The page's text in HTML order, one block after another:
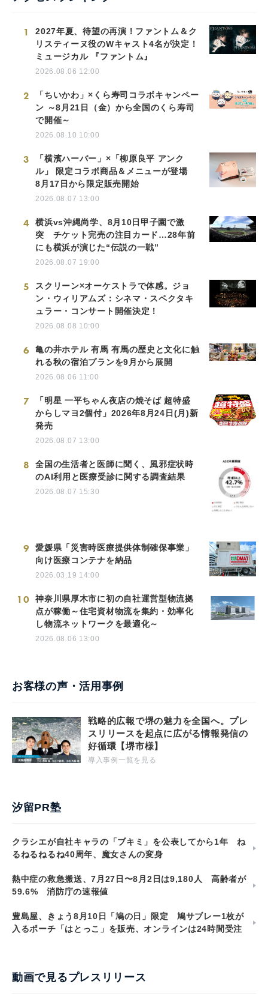
1
2027年夏、待望の再演！ファントム＆ク
リスティーヌ役のWキャスト4名が決定！
ミュージカル 『ファントム』
2026.08.06 12:00
2
「ちいかわ」×くら寿司コラボキャンペー
ン ～8月21日（金）から全国のくら寿司
で開催～
2026.08.10 10:00
3
「横濱ハーバー」×「柳原良平 アンク
ル」 限定コラボ商品＆メニューが登場
8月17日から限定販売開始
2026.08.07 13:00
4
横浜vs沖縄尚学、8月10日甲子園で激
突 チケット完売の注目カード…28年前
にも横浜が演じた“伝説の一戦”
2026.08.07 19:00
5
スクリーン×オーケストラで体感。ジョ
ン・ウィリアムズ：シネマ・スペクタキ
ュラー・コンサート開催決定！
2026.08.08 10:00
6
亀の井ホテル 有馬 有馬の歴史と文化に触
れる秋の宿泊プランを9月から展開
2026.08.06 11:00
7
「明星 一平ちゃん夜店の焼そば 超特盛
からしマヨ2個付」2026年8月24日(月)新
発売
2026.08.07 13:00
8
全国の生活者と医師に聞く、風邪症状時
のAI利用と医療受診に関する調査結果
2026.08.07 15:30
9
愛媛県「災害時医療提供体制確保事業」
向け医療コンテナを納品
2026.03.19 14:00
10
神奈川県厚木市に初の自社運営型物流拠
点が稼働～住宅資材物流を集約・効率化
し物流ネットワークを最適化～
2026.08.06 13:00
お客様の声・活用事例
戦略的広報で堺の魅力を全国へ。プレ
スリリースを起点に広がる情報発信の
好循環【堺市様】
導入事例一覧を見る
汐留PR塾
クラシエが自社キャラの「ブキミ」を公表してから1年 ね
るねるねるね40周年、魔女さんの変身
熱中症の救急搬送、7月27日〜8月2日は9,180人 高齢者が
59.6% 消防庁の速報値
豊島屋、きょう8月10日「鳩の日」限定 鳩サブレー1枚が
入るポーチ「はとっこ」を販売、オンラインは24時間受注
動画で見るプレスリリース